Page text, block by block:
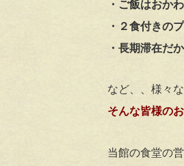
・ご飯はおか
・２食付きの
・長期滞在だ
など、、様々
そんな皆様の
当館の食堂の